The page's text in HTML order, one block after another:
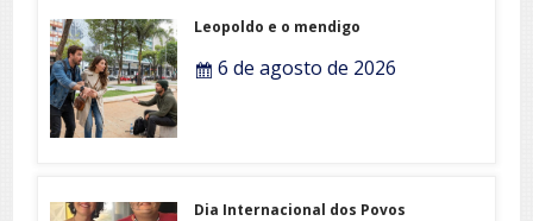
Leopoldo e o mendigo
6 de agosto de 2026
Dia Internacional dos Povos